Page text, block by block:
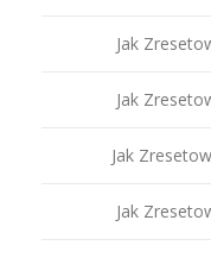
Jak
Jak
Jak
Jak